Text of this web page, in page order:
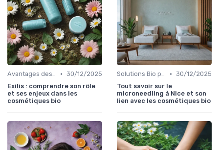
Avantages des Cosmétiques Bio • 30/12/2025
Exilis : comprendre son rôle
et ses enjeux dans les
cosmétiques bio
Solutions Bio pour Problèmes de Peau • 30/12/2025
Tout savoir sur le
microneedling à Nice et son
lien avec les cosmétiques bio